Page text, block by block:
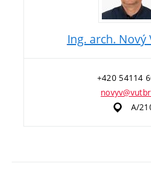
Ing. arch. Nový
+420 54114
A/